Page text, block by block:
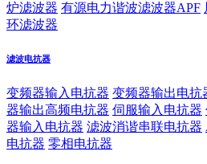
炉滤波器 有源电力谐波滤波器APF
环滤波器
滤波电抗器
变频器输入电抗器 变频器输出电抗
器输出高频电抗器 伺服输入电抗器
器输入电抗器 滤波消谐串联电抗器
电抗器 零相电抗器